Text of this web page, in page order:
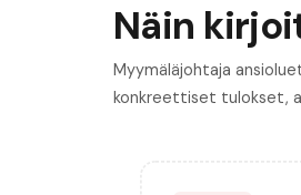
Näin
Myymäläjohtaja
konkreettiset tulokset,